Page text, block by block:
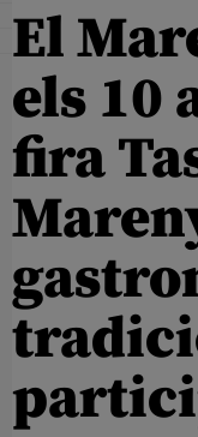
El
els 10
fira